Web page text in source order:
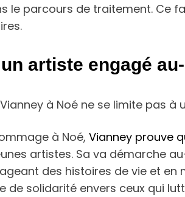
le parcours de traitement. Ce
artiste engagé
à Noé ne se limite pas à
à Noé, Vianney prouve
artistes. Sa va démarche
des histoires de vie et
de solidarité envers ceux qui